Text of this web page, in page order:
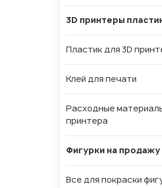
3D принтеры
Пластик для 3D
Клей для печати
Расходные
принтера
Фигурки на продажу
Все для покраски